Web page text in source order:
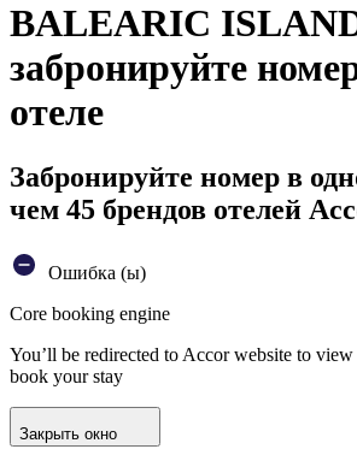
BALEARIC
забронируйте
отеле
Забронируйте номер в
чем 45 брендов отелей
Ошибка (ы)
Core booking engine
You’ll be redirected to Accor website to
book your stay
Закрыть окно